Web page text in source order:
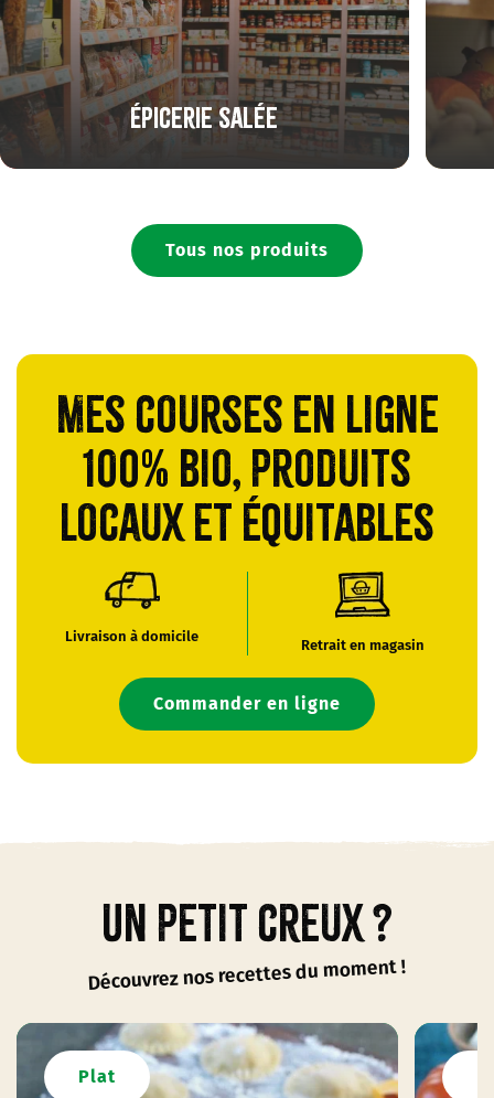
Épicerie salée
Tous nos produits
Mes courses en ligne
100% bio, produits
locaux et équitables
Livraison à domicile
Retrait en magasin
Commander en ligne
Un petit creux ?
Découvrez nos recettes du moment !
Plat